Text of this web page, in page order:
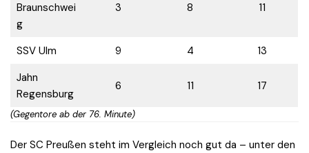
Braunschwei
g
3 8 11
SSV Ulm 9 4
13
Jahn
Regensburg
6 11 17
(Gegentore ab der 76. Minute)
Der SC Preußen steht im Vergleich noch gut da – unter den